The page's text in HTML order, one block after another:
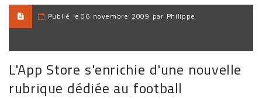
Publié le 06 novembre 2009 par Philippe
L'App Store s'enrichie d'une nouvelle
rubrique dédiée au football